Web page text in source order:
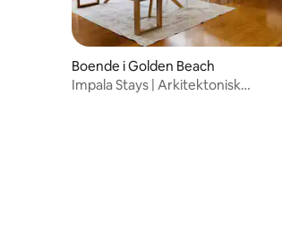
Boende i Golden Beach
Impala Stays | Arkitektonisk